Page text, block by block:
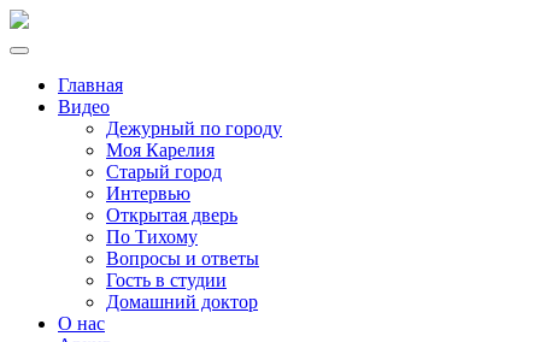
Главная
Видео
Дежурный по городу
Моя Карелия
Старый город
Интервью
Открытая дверь
По Тихому
Вопросы и ответы
Гость в студии
Домашний доктор
О нас